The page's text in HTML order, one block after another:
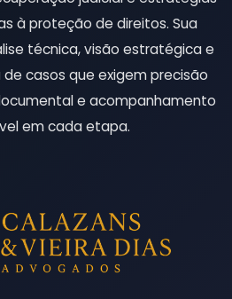
à proteção de direitos. Sua
técnica, visão estratégica e
casos que exigem precisão
e acompanhamento
em cada etapa.